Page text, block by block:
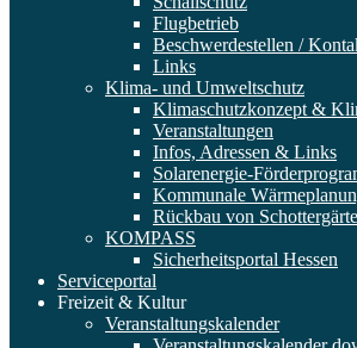
Flugbetrieb
Beschwerdestellen /
Links
Klima- und Umweltschutz
Klimaschutzkonzept &
Veranstaltungen
Infos, Adressen & Links
Solarenergie-
Kommunale
Rückbau von
KOMPASS
Sicherheitsportal Hessen
Serviceportal
Freizeit & Kultur
Veranstaltungskalender